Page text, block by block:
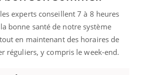
experts conseillent 7 à 8 heures
bonne santé de notre système
en maintenant des horaires de
réguliers, y compris le week-end.